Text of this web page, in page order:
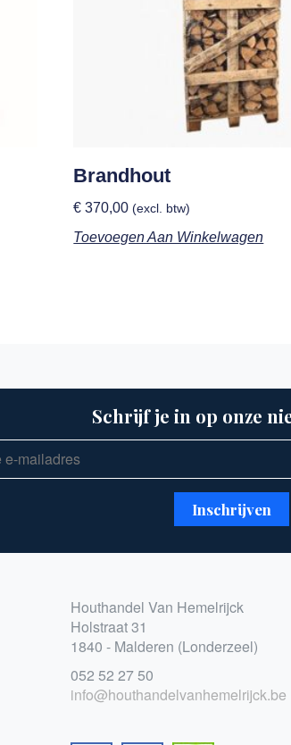
Brandhout
€ 370,00 (excl. btw)
Toevoegen Aan Winkelwagen
Schrijf je in op onze
Houthandel Van Hemelrijck
Holstraat 31
1840 - Malderen (Londerzeel)
052 52 27 50
info@houthandelvanhemelrijck.be